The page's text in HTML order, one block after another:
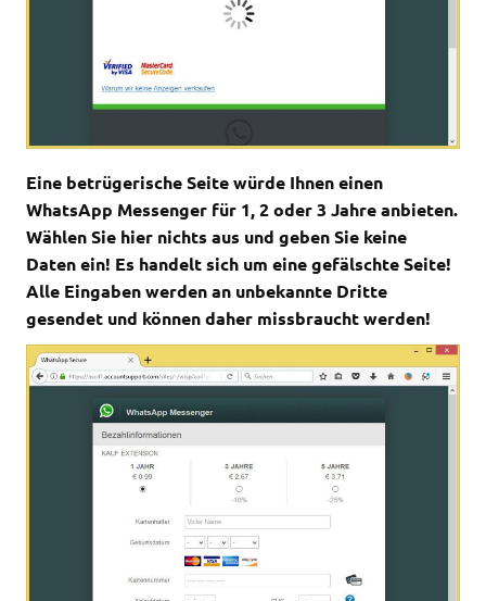
Eine betrügerische Seite würde Ihnen einen
WhatsApp Messenger für 1, 2 oder 3 Jahre anbieten.
Wählen Sie hier nichts aus und geben Sie keine
Daten ein! Es handelt sich um eine gefälschte Seite!
Alle Eingaben werden an unbekannte Dritte
gesendet und können daher missbraucht werden!